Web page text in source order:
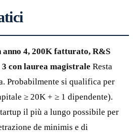
anno 4, 200K fatturato, R&S
con laurea magistrale Resta
Probabilmente si qualifica per
≥ 20K + ≥ 1 dipendente).
il più a lungo possibile per
de minimis e di